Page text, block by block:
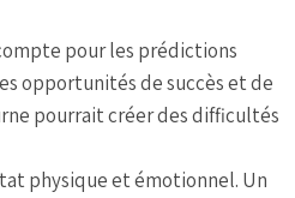
pour les prédictions
opportunités de succès et de
pourrait créer des difficultés
physique et émotionnel. Un